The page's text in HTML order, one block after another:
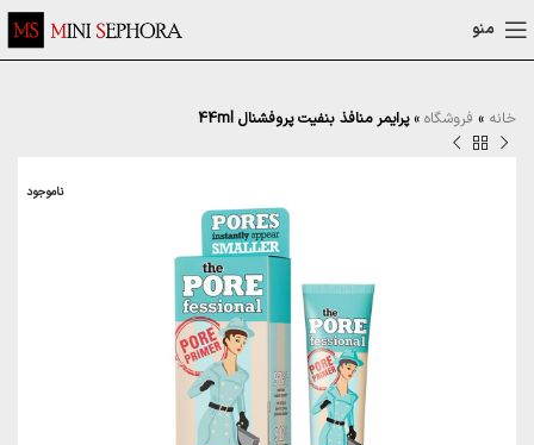
منو
خانه » فروشگاه »پرایمر منافذ بنفیت پروفشنال 44ml
ناموجود